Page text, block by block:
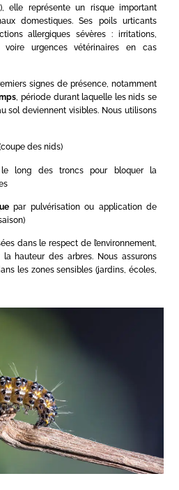
elle représente un risque important
domestiques. Ses poils urticants
allergiques sévères : irritations,
voire urgences vétérinaires en cas
signes de présence, notamment
, période durant laquelle les nids se
sol deviennent visibles. Nous utilisons
des nids)
le long des troncs pour bloquer la
par pulvérisation ou application de
dans le respect de l’environnement,
hauteur des arbres. Nous assurons
les zones sensibles (jardins, écoles,